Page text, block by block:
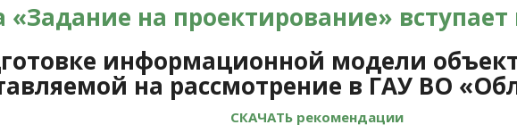
«Задание на проектирование» вступает
информационной модели
на рассмотрение в ГАУ ВО
СКАЧАТЬ рекомендации